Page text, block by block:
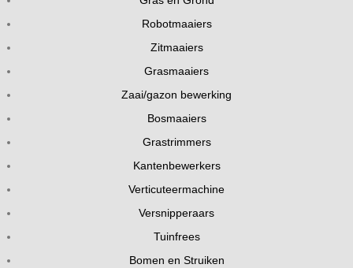
Robotmaaiers
Zitmaaiers
Grasmaaiers
Zaai/gazon bewerking
Bosmaaiers
Grastrimmers
Kantenbewerkers
Verticuteermachine
Versnipperaars
Tuinfrees
Bomen en Struiken